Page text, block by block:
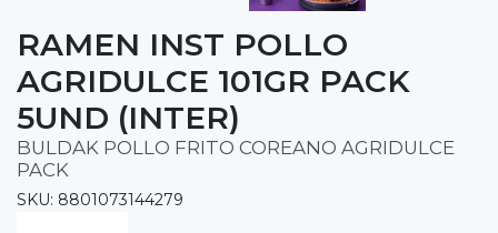
RAMEN INST POLLO
AGRIDULCE 101GR PACK
5UND (INTER)
BULDAK POLLO FRITO COREANO AGRIDULCE
PACK
SKU: 8801073144279